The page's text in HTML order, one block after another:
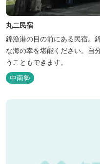
丸二民宿
錦漁港の目の前にある民宿。
な海の幸を堪能ください。自
うこともできます。
中南勢